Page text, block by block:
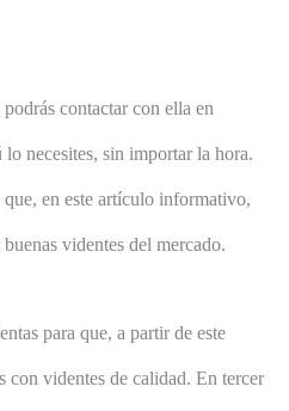
contactar con ella en
necesites, sin importar la hora.
en este artículo informativo,
videntes del mercado.
para que, a partir de este
con videntes de calidad. En tercer